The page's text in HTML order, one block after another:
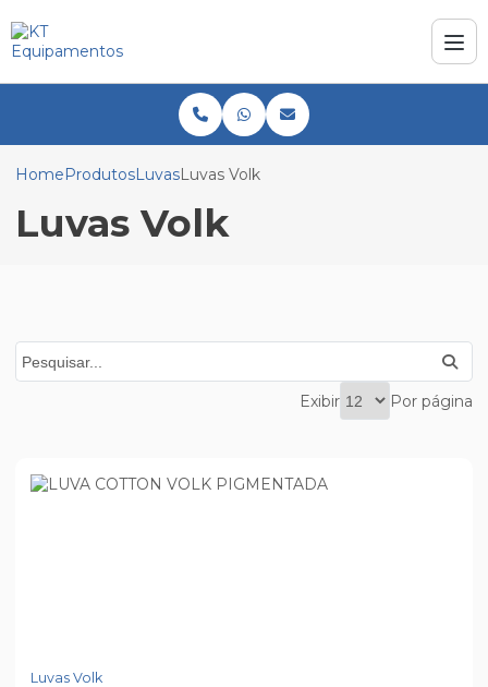
HomeProdutosLuvasLuvas Volk
Luvas Volk
Exibir Por página
Luvas Volk